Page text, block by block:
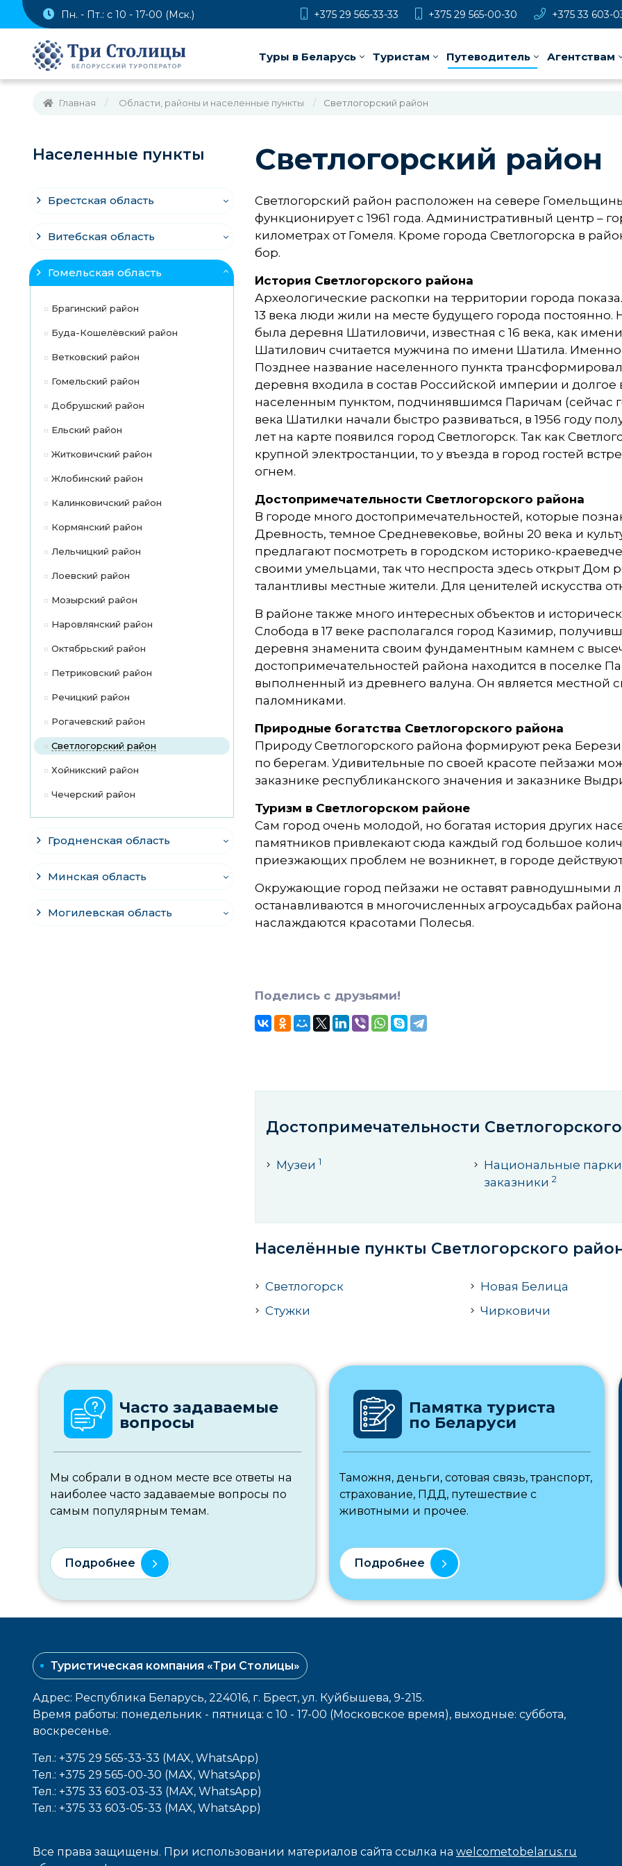
Пн. - Пт.: с 10 - 17-00 (Мск.) +375 29 565-33-33 +375 29 565-00-30 +375 33 603-
Туры в Беларусь Туристам Путеводитель Агентствам
Главная Области, районы и населенные пункты Светлогорский район
Населенные пункты
Брестская область
Витебская область
Гомельская область
Брагинский район
Буда-Кошелёвский район
Ветковский район
Гомельский район
Добрушский район
Ельский район
Житковичский район
Жлобинский район
Калинковичский район
Кормянский район
Лельчицкий район
Лоевский район
Мозырский район
Наровлянский район
Октябрьский район
Петриковский район
Речицкий район
Рогачевский район
Светлогорский район
Хойникский район
Чечерский район
Гродненская область
Минская область
Могилевская область
Светлогорский район
Светлогорский район расположен на севере
функционирует с 1961 года. Административный центр –
километрах от Гомеля. Кроме города Светлогорска в
бор.
История Светлогорского района
Археологические раскопки на территории города
13 века люди жили на месте будущего города
была деревня Шатиловичи, известная с 16 века, как
Шатилович считается мужчина по имени Шатила. Именно
Позднее название населенного пункта
деревня входила в состав Российской империи и
населенным пунктом, подчинявшимся Паричам (сейчас
века Шатилки начали быстро развиваться, в 1956 году
лет на карте появился город Светлогорск. Так как
крупной электростанции, то у въезда в город гостей
огнем.
Достопримечательности Светлогорского района
В городе много достопримечательностей, которые
Древность, темное Средневековье, войны 20 века и
предлагают посмотреть в городском историко-
своими умельцами, так что неспроста здесь открыт Дом
талантливы местные жители. Для ценителей искусства
В районе также много интересных объектов и
Слобода в 17 веке располагался город Казимир,
деревня знаменита своим фундаментным камнем с
достопримечательностей района находится в поселке
выполненный из древнего валуна. Он является местной
паломниками.
Природные богатства Светлогорского района
Природу Светлогорского района формируют река
по берегам. Удивительные по своей красоте пейзажи
заказнике республиканского значения и заказнике
Туризм в Светлогорском районе
Сам город очень молодой, но богатая история других
памятников привлекают сюда каждый год большое
приезжающих проблем не возникнет, в городе
Окружающие город пейзажи не оставят равнодушными
останавливаются в многочисленных агроусадьбах
наслаждаются красотами Полесья.
Поделись с друзьями!
Достопримечательности
Музеи 1
Национальные
заказники2
Населённые пункты Светлогорского
Светлогорск Новая Белица
Стужки
Чирковичи
Часто задаваемые
вопросы
Мы собрали в одном месте все ответы на
наиболее часто задаваемые вопросы по
самым популярным темам.
Подробнее
Памятка туриста
по Беларуси
Таможня, деньги, сотовая связь, транспорт,
страхование, ПДД, путешествие с
животными и прочее.
Подробнее
Туристическая компания «Три Столицы»
Адрес: Республика Беларусь, 224016, г. Брест, ул. Куйбышева, 9-215.
Время работы: понедельник - пятница: с 10 - 17-00 (Московское время), выходные: cуббота,
воcкресенье.
Тел.: +375 29 565-33-33 (MAX, WhatsApp)
Тел.: +375 29 565-00-30 (MAX, WhatsApp)
Тел.: +375 33 603-03-33 (MAX, WhatsApp)
Тел.: +375 33 603-05-33 (MAX, WhatsApp)
Все права защищены. При использовании материалов сайта ссылка на welcometobelarus.ru